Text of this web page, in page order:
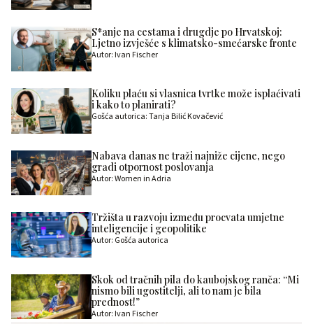
S*anje na cestama i drugdje po Hrvatskoj:
Ljetno izvješće s klimatsko-smećarske fronte
Autor: Ivan Fischer
Koliku plaću si vlasnica tvrtke može isplaćivati
i kako to planirati?
Gošća autorica: Tanja Bilić Kovačević
Nabava danas ne traži najniže cijene, nego
gradi otpornost poslovanja
Autor: Women in Adria
Tržišta u razvoju između procvata umjetne
inteligencije i geopolitike
Autor: Gošća autorica
Skok od tračnih pila do kaubojskog ranča: “Mi
nismo bili ugostitelji, ali to nam je bila
prednost!”
Autor: Ivan Fischer